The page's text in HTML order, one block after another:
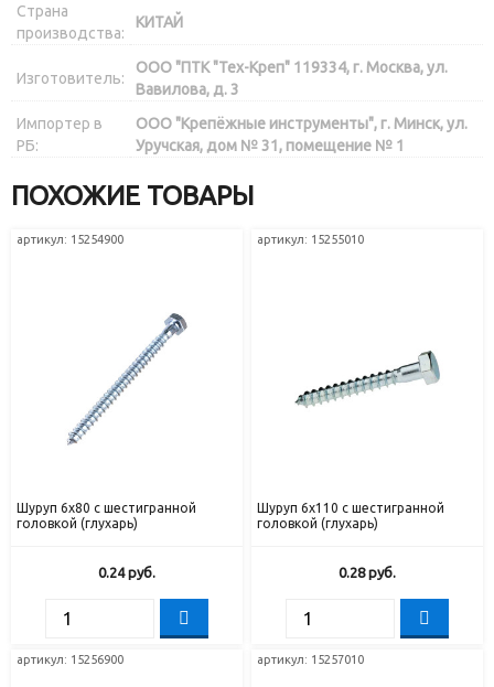
Страна
производства:
КИТАЙ
Изготовитель:
ООО "ПТК "Тех-Креп" 119334, г. Москва, ул.
Вавилова, д. 3
Импортер в
РБ:
ООО "Крепёжные инструменты", г. Минск, ул.
Уручская, дом № 31, помещение № 1
ПОХОЖИЕ ТОВАРЫ
артикул: 15254900
Шуруп 6х80 с шестигранной
головкой (глухарь)
0.24руб.
артикул: 15255010
Шуруп 6х110 с шестигранной
головкой (глухарь)
0.28руб.
артикул: 15256900 артикул: 15257010